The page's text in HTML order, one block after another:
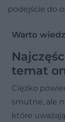
podejście do
Warto
temat
Ciężko
smutne, ale
które